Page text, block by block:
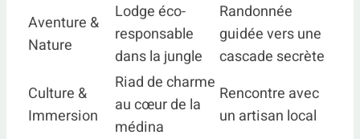
Aventure &
Nature
Lodge éco-
responsable
dans la jungle
Randonnée
guidée vers une
cascade secrète
Culture &
Immersion
Riad de charme
au cœur de la
médina
Rencontre avec
un artisan local